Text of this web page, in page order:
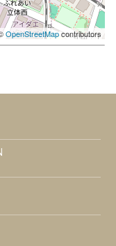
OpenStreetMapcontributors